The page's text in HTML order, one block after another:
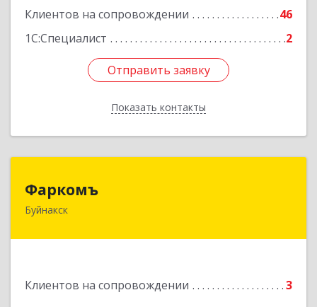
Клиентов на сопровождении
46
1С:Специалист
2
Отправить заявку
Показать контакты
Подробнее
Отправить заявку
Назад
Фаркомъ
Буйнакск
Клиентов на сопровождении 3